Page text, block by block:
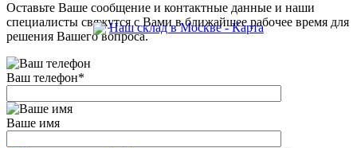
Наш склад в Москве - Карта
Оставьте Ваше сообщение и контактные данные и наши
специалисты свяжутся с Вами в ближайшее рабочее время для
решения Вашего вопроса.
Ваш телефон*
Ваше имя